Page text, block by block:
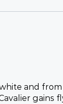
and
gains